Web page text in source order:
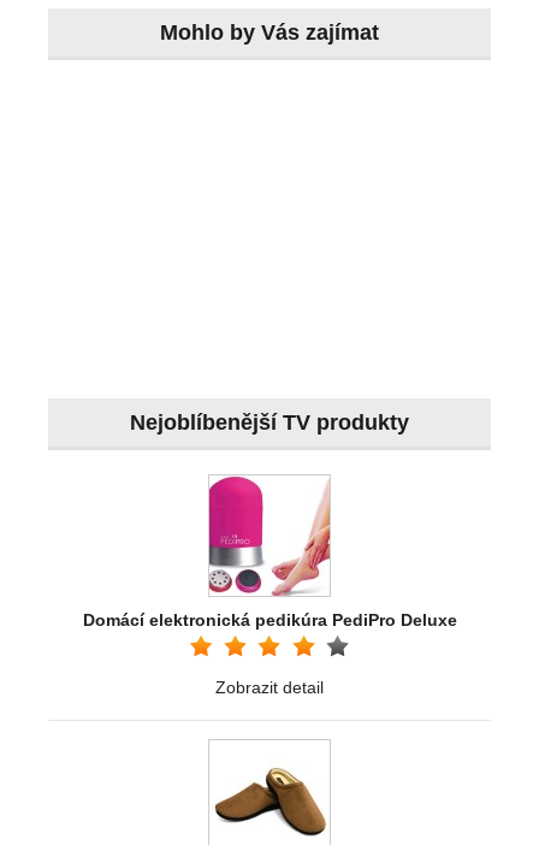
Mohlo by Vás zajímat
Nejoblíbenější TV produkty
Domácí elektronická pedikúra PediPro Deluxe
Zobrazit detail